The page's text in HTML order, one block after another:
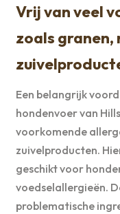
Vrij van veel
zoals granen,
Een belangrijk
hondenvoer van
voorkomende
zuivelproducten.
geschikt voor
voedselallergieën.
problematische